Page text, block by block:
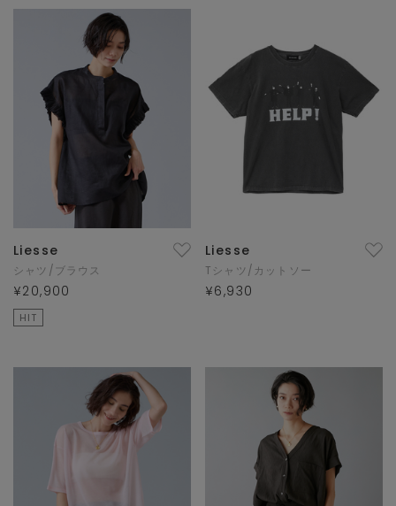
Liesse
シャツ/ブラウス
¥20,900
HIT
Liesse
Tシャツ/カットソー
¥6,930